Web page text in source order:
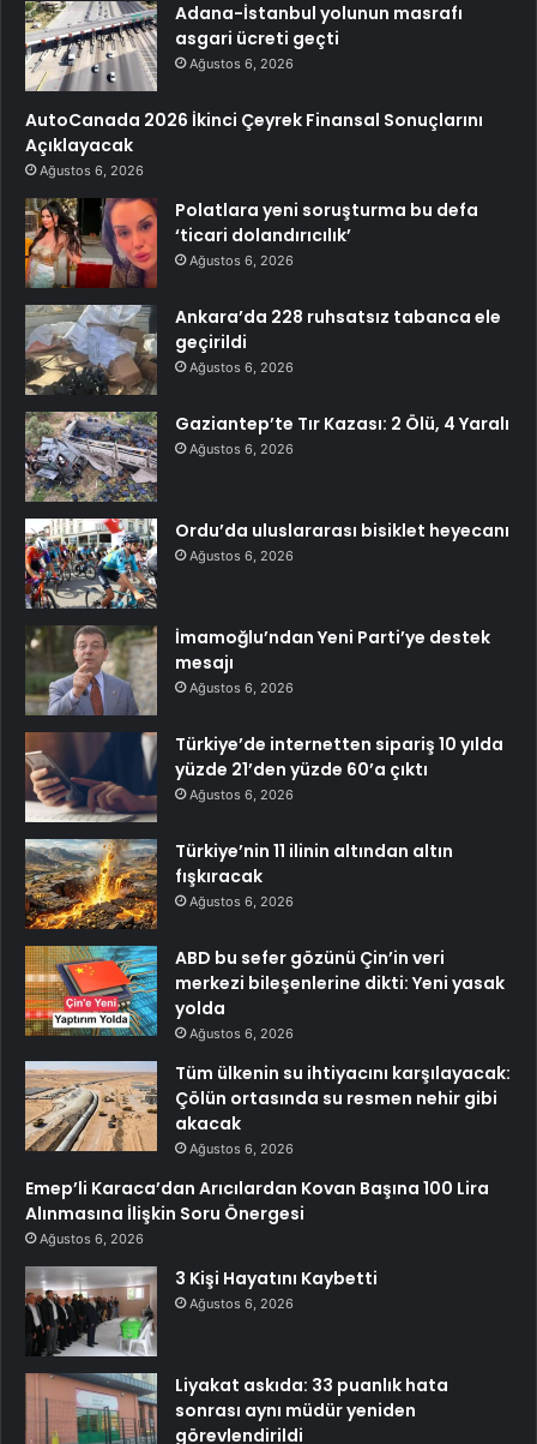
Adana-İstanbul yolunun masrafı
asgari ücreti geçti
Ağustos 6, 2026
AutoCanada 2026 İkinci Çeyrek Finansal Sonuçlarını
Açıklayacak
Ağustos 6, 2026
Polatlara yeni soruşturma bu defa
‘ticari dolandırıcılık’
Ağustos 6, 2026
Ankara’da 228 ruhsatsız tabanca ele
geçirildi
Ağustos 6, 2026
Gaziantep’te Tır Kazası: 2 Ölü, 4 Yaralı
Ağustos 6, 2026
Ordu’da uluslararası bisiklet heyecanı
Ağustos 6, 2026
İmamoğlu’ndan Yeni Parti’ye destek
mesajı
Ağustos 6, 2026
Türkiye’de internetten sipariş 10 yılda
yüzde 21’den yüzde 60’a çıktı
Ağustos 6, 2026
Türkiye’nin 11 ilinin altından altın
fışkıracak
Ağustos 6, 2026
ABD bu sefer gözünü Çin’in veri
merkezi bileşenlerine dikti: Yeni yasak
yolda
Ağustos 6, 2026
Tüm ülkenin su ihtiyacını karşılayacak:
Çölün ortasında su resmen nehir gibi
akacak
Ağustos 6, 2026
Emep’li Karaca’dan Arıcılardan Kovan Başına 100 Lira
Alınmasına İlişkin Soru Önergesi
Ağustos 6, 2026
3 Kişi Hayatını Kaybetti
Ağustos 6, 2026
Liyakat askıda: 33 puanlık hata
sonrası aynı müdür yeniden
görevlendirildi